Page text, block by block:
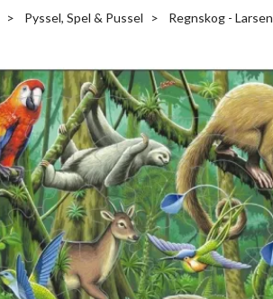
Pyssel, Spel & Pussel Regnskog - Larsen